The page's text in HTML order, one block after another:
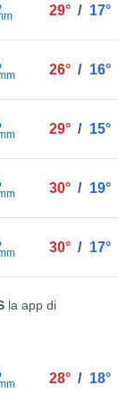
29° / 17°
26° / 16°
29° / 15°
30° / 19°
30° / 17°
la app di
28° / 18°